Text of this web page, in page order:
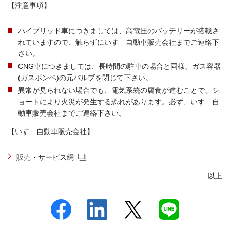
【注意事項】
ハイブリッド車につきましては、高電圧のバッテリーが搭載さ
れていますので、触らずにいすゞ自動車販売会社までご連絡下
さい。
CNG車につきましては、長時間の駐車の場合と同様、ガス容器
(ガスボンベ)の元バルブを閉じて下さい。
異常が見られない場合でも、電気系統の腐食が進むことで、シ
ョートにより火災が発生する恐れがあります。必ず、いすゞ自
動車販売会社までご連絡下さい。
【いすゞ自動車販売会社】
販売・サービス網
以上